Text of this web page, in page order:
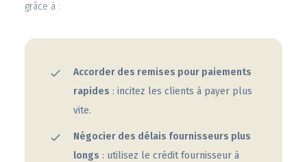
grâce à :
Accorder des remises pour paiements
rapides : incitez les clients à payer plus
vite.
Négocier des délais fournisseurs plus
longs : utilisez le crédit fournisseur à